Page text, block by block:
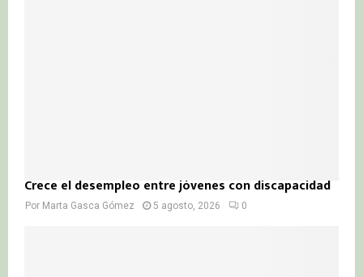
Crece el desempleo entre jóvenes con discapacidad
Por Marta Gasca Gómez 5 agosto, 2026 0